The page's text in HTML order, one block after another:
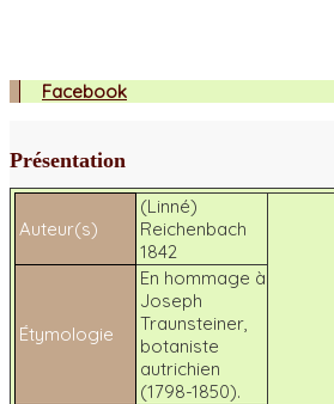
Facebook
Présentation
Auteur(s)
(Linné)
Reichenbach
1842
Étymologie
En hommage à
Joseph
Traunsteiner,
botaniste
autrichien
(1798-1850).